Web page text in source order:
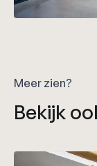
Meer zien?
Bekijk